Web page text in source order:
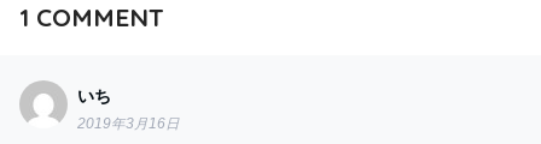
1 COMMENT
いち
2019年3月16日